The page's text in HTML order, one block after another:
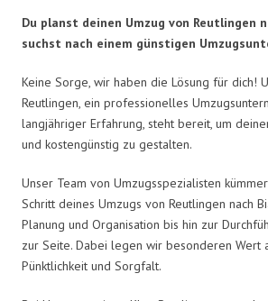
Du planst deinen Umzug von Reutlingen
suchst nach einem günstigen
Keine Sorge, wir haben die Lösung für dich!
Reutlingen, ein professionelles
langjähriger Erfahrung, steht bereit, um
und kostengünstig zu gestalten.
Unser Team von Umzugsspezialisten
Schritt deines Umzugs von Reutlingen nach
Planung und Organisation bis hin zur
zur Seite. Dabei legen wir besonderen Wert
Pünktlichkeit und Sorgfalt.